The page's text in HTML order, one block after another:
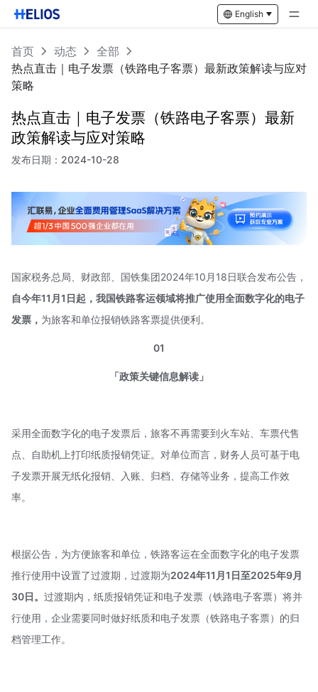
English
首页 动态
全部
热点直击｜电子发票（铁路电子客票）最新政策解读与应对
策略
热点直击｜电子发票（铁路电子客票）最新
政策解读与应对策略
发布日期： 2024-10-28
国家税务总局、财政部、国铁集团2024年10月18日联合发布公告，
自今年11月1日起，我国铁路客运领域将推广使用全面数字化的电子
发票， 为旅客和单位报销铁路客票提供便利。
01
「政策关键信息解读」
采用全面数字化的电子发票后，旅客不再需要到火车站、车票代售
点、自助机上打印纸质报销凭证。对单位而言，财务人员可基于电
子发票开展无纸化报销、入账、归档、存储等业务，提高工作效
率。
根据公告，为方便旅客和单位，铁路客运在全面数字化的电子发票
推行使用中设置了过渡期，过渡期为2024年11月1日至2025年9月
30日。 过渡期内，纸质报销凭证和电子发票（铁路电子客票）将并
行使用，企业需要同时做好纸质和电子发票（铁路电子客票）的归
档管理工作。